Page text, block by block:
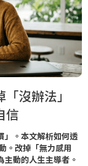
沒辦法」
信
」。本文解析如何透
。改掉「無力感用
動的人生主導者。